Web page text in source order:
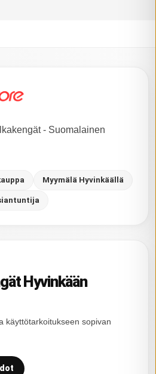
- Suomalainen
Myymälä Hyvinkäällä
Hyvinkään
käyttötarkoitukseen sopivan